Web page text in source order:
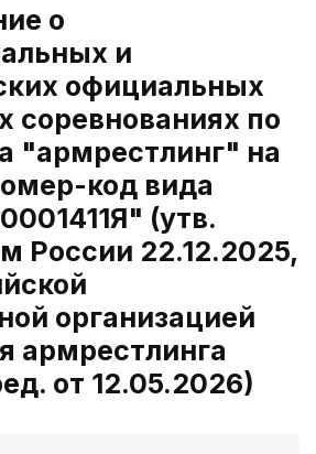
о
и
официальных
соревнованиях по
"армрестлинг" на
код вида
(утв.
России 22.12.2025,
организацией
армрестлинга
от 12.05.2026)